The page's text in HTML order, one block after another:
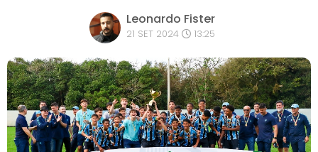
Leonardo Fister
21 SET 2024 13:25